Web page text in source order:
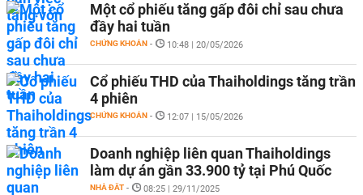
Một cổ phiếu tăng gấp đôi chỉ sau chưa
đầy hai tuần
CHỨNG KHOÁN - 10:48 | 20/05/2026
Cổ phiếu THD của Thaiholdings tăng trần
4 phiên
CHỨNG KHOÁN - 12:07 | 15/05/2026
Doanh nghiệp liên quan Thaiholdings
làm dự án gần 33.900 tỷ tại Phú Quốc
NHÀ ĐẤT - 08:25 | 29/11/2025